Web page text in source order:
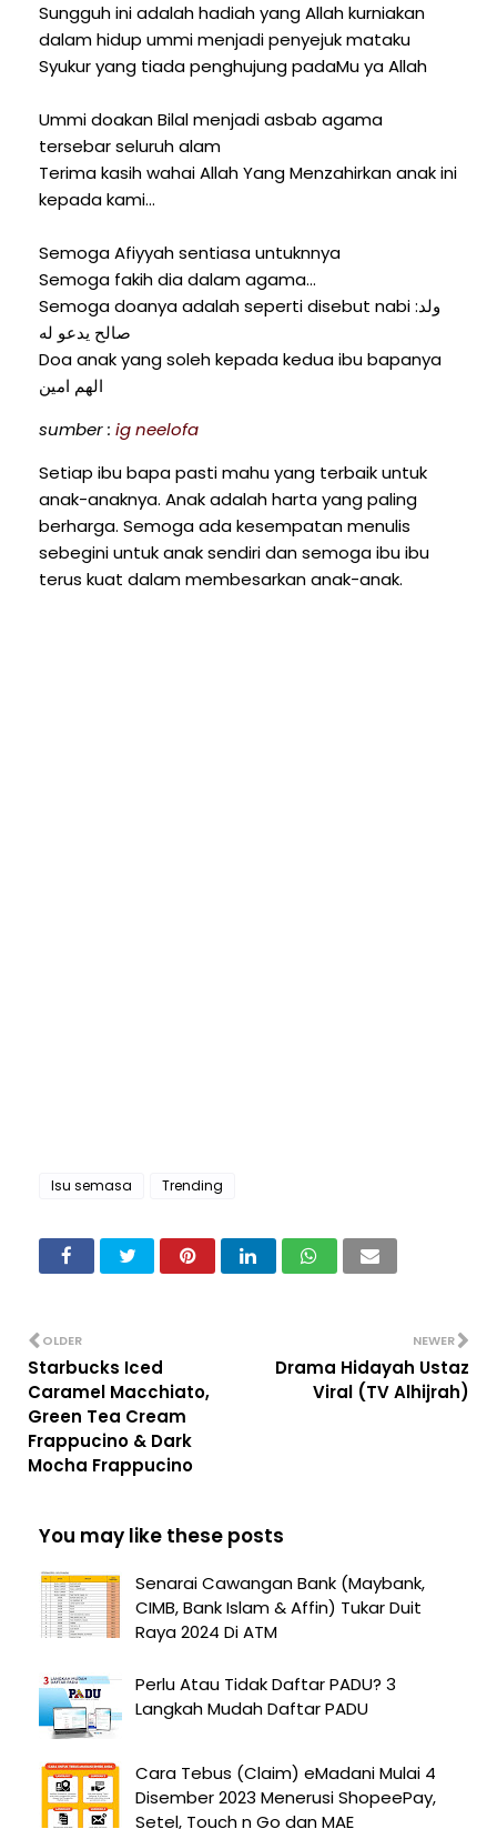
Sungguh ini adalah hadiah yang Allah kurniakan
dalam hidup ummi menjadi penyejuk mataku
Syukur yang tiada penghujung padaMu ya Allah
Ummi doakan Bilal menjadi asbab agama
tersebar seluruh alam
Terima kasih wahai Allah Yang Menzahirkan anak ini
kepada kami…
Semoga Afiyyah sentiasa untuknnya
Semoga fakih dia dalam agama…
Semoga doanya adalah seperti disebut nabi :ولد
صالح يدعو له
Doa anak yang soleh kepada kedua ibu bapanya
الهم امين
sumber : ig neelofa
Setiap ibu bapa pasti mahu yang terbaik untuk
anak-anaknya. Anak adalah harta yang paling
berharga. Semoga ada kesempatan menulis
sebegini untuk anak sendiri dan semoga ibu ibu
terus kuat dalam membesarkan anak-anak.
Isu semasa Trending
NEWER
Drama Hidayah Ustaz
Viral (TV Alhijrah)
OLDER
Starbucks Iced
Caramel Macchiato,
Green Tea Cream
Frappucino & Dark
Mocha Frappucino
You may like these posts
Senarai Cawangan Bank (Maybank,
CIMB, Bank Islam & Affin) Tukar Duit
Raya 2024 Di ATM
Perlu Atau Tidak Daftar PADU? 3
Langkah Mudah Daftar PADU
Cara Tebus (Claim) eMadani Mulai 4
Disember 2023 Menerusi ShopeePay,
Setel, Touch n Go dan MAE